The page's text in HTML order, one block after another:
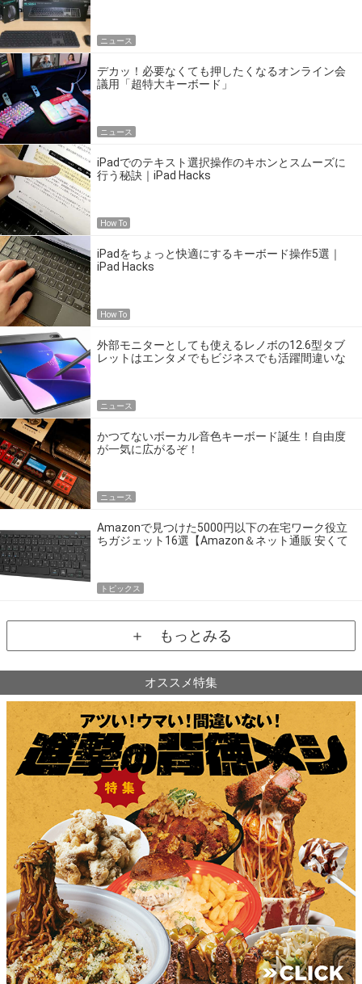
ニュース
デカッ！必要なくても押したくなるオンライン会
議用「超特大キーボード」
ニュース
iPadでのテキスト選択操作のキホンとスムーズに
行う秘訣｜iPad Hacks
How To
iPadをちょっと快適にするキーボード操作5選｜
iPad Hacks
How To
外部モニターとしても使えるレノボの12.6型タブ
レットはエンタメでもビジネスでも活躍間違いな
ニュース
かつてないボーカル音色キーボード誕生！自由度
が一気に広がるぞ！
ニュース
Amazonで見つけた5000円以下の在宅ワーク役立
ちガジェット16選【Amazon＆ネット通販 安くて
トピックス
＋ もっとみる
オススメ特集